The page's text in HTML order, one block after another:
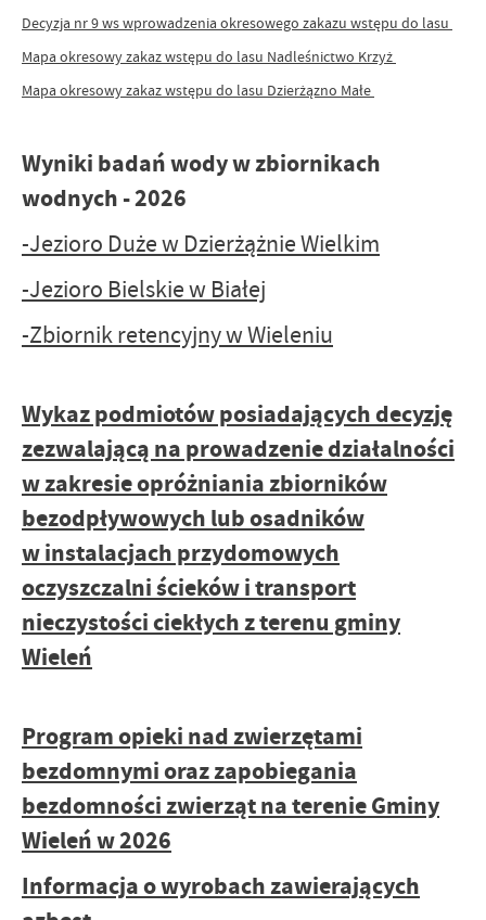
Decyzja nr 9 ws wprowadzenia okresowego zakazu wstępu do lasu
Mapa okresowy zakaz wstępu do lasu Nadleśnictwo Krzyż
Mapa okresowy zakaz wstępu do lasu Dzierżązno Małe
Wyniki badań wody w zbiornikach
wodnych - 2026
-Jezioro Duże w Dzierżążnie Wielkim
-Jezioro Bielskie w Białej
-Zbiornik retencyjny w Wieleniu
Wykaz podmiotów posiadających decyzję
zezwalającą na prowadzenie działalności
w zakresie opróżniania zbiorników
bezodpływowych lub osadników
w instalacjach przydomowych
oczyszczalni ścieków i transport
nieczystości ciekłych z terenu gminy
Wieleń
Program opieki nad zwierzętami
bezdomnymi oraz zapobiegania
bezdomności zwierząt na terenie Gminy
Wieleń w 2026
Informacja o wyrobach zawierających